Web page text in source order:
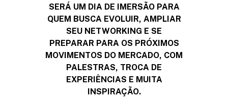
SERÁ UM DIA DE IMERSÃO PARA
QUEM BUSCA EVOLUIR, AMPLIAR
SEU NETWORKING E SE
PREPARAR PARA OS PRÓXIMOS
MOVIMENTOS DO MERCADO, COM
PALESTRAS, TROCA DE
EXPERIÊNCIAS E MUITA
INSPIRAÇÃO.